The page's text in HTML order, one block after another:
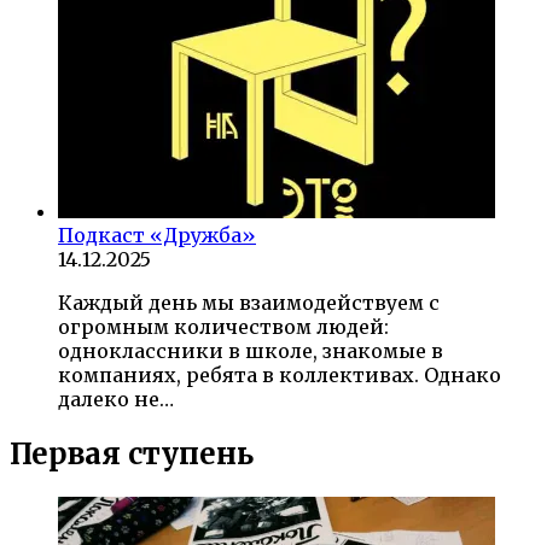
Подкаст «Дружба»
14.12.2025
Каждый день мы взаимодействуем с
огромным количеством людей:
одноклассники в школе, знакомые в
компаниях, ребята в коллективах. Однако
далеко не…
Первая ступень